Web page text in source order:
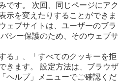
です。 次回、同じページにアク
示を変えたりすることができま
ェブサイトは、ユーザーのブラ
シー保護のため、そのウェブサ
る」、「すべてのクッキーを拒
きます。 設定方法は、ブラウザ
ヘルプ」メニューでご確認くだ